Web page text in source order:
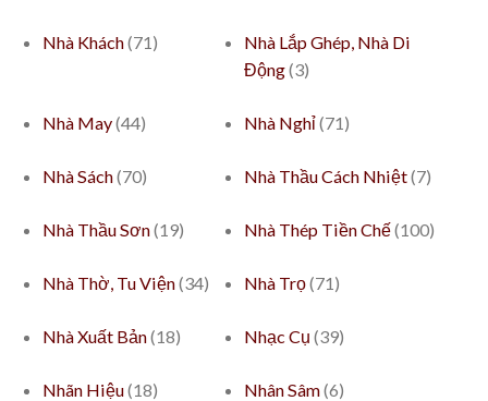
Nhà Khách(71)
Nhà Lắp Ghép, Nhà Di
Động(3)
Nhà May(44) Nhà Nghỉ(71)
Nhà Sách(70) Nhà Thầu Cách Nhiệt(7)
Nhà Thầu Sơn(19) Nhà Thép Tiền Chế(100)
Nhà Thờ, Tu Viện(34) Nhà Trọ(71)
Nhà Xuất Bản(18) Nhạc Cụ (39)
Nhãn Hiệu(18) Nhân Sâm(6)